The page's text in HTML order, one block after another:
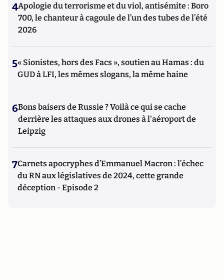
4Apologie du terrorisme et du viol, antisémite : Boro
700, le chanteur à cagoule de l’un des tubes de l’été
2026
5« Sionistes, hors des Facs », soutien au Hamas : du
GUD à LFI, les mêmes slogans, la même haine
6Bons baisers de Russie ? Voilà ce qui se cache
derrière les attaques aux drones à l'aéroport de
Leipzig
7Carnets apocryphes d’Emmanuel Macron : l’échec
du RN aux législatives de 2024, cette grande
déception - Episode 2